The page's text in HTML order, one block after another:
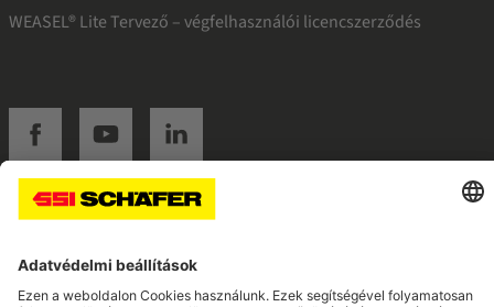
WEASEL® Lite Tervező – végfelhasználói licencszerződés
SSI facebookSSI youtubeSSI linkedin